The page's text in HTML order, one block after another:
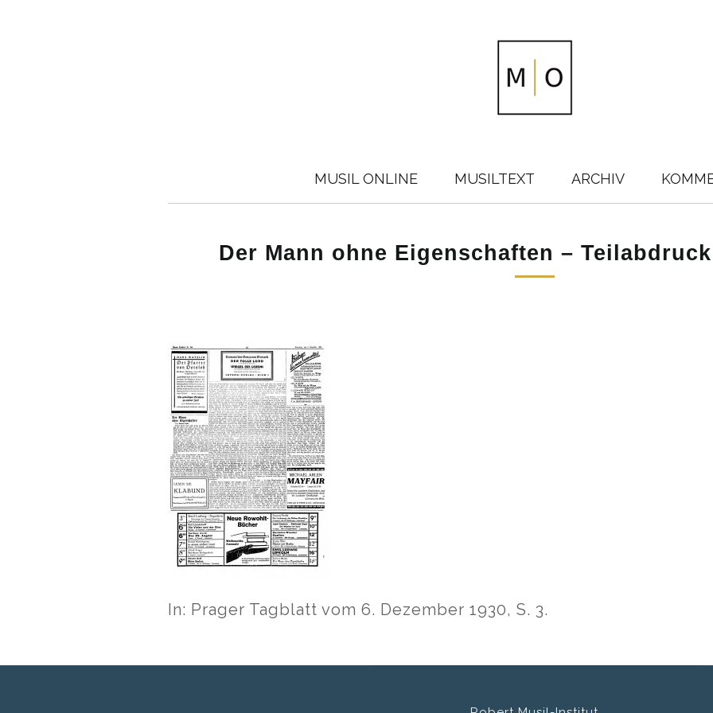
MUSIL ONLINE MUSILTEXT ARCHIV
Der Mann ohne Eigenschaften –
In: Prager Tagblatt vom 6. Dezember 1930, S. 3.